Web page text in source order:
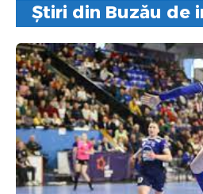
Știri din Buzău de